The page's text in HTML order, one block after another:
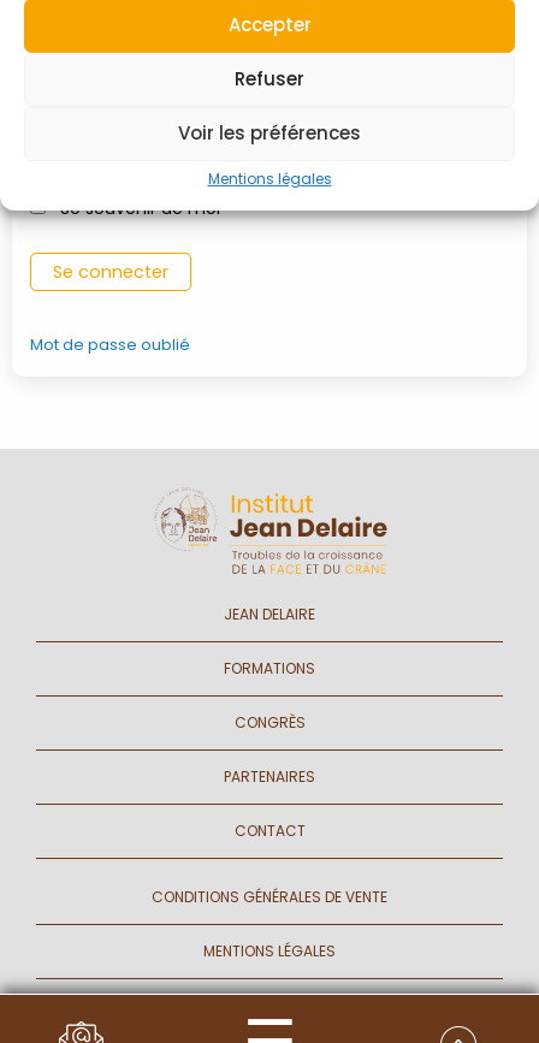
Accepter
Refuser
Voir les préférences
Mentions légales
Se souvenir de moi
Mot de passe oublié
JEAN DELAIRE
FORMATIONS
CONGRÈS
PARTENAIRES
CONTACT
CONDITIONS GÉNÉRALES DE VENTE
MENTIONS LÉGALES